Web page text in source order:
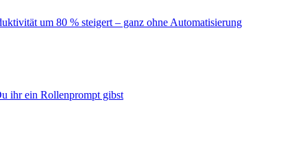
um 80 % steigert – ganz ohne Automatisierung
ihr ein Rollenprompt gibst